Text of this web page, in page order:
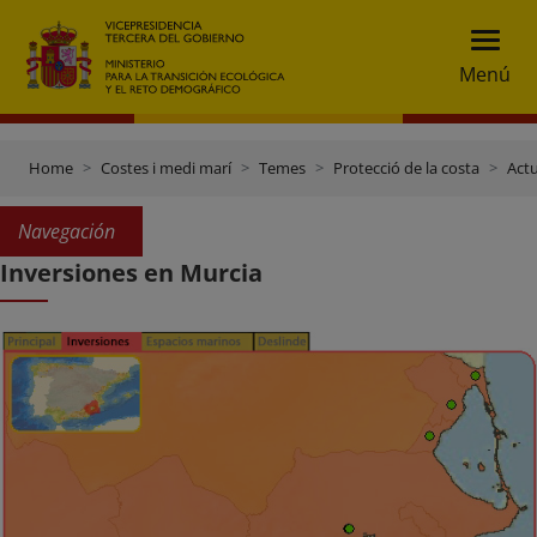
Menú
Home Costes i medi marí Temes Protecció de la costa
Navegación
Inversiones en Murcia